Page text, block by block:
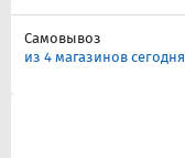
Самовывоз
из 4 магазинов сегодня